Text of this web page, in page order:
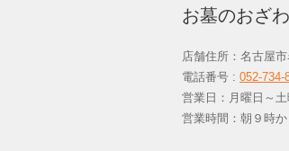
お墓のお
店舗住所：名古屋
電話番号 : 052-734-
営業日：月曜日
営業時間：朝９時